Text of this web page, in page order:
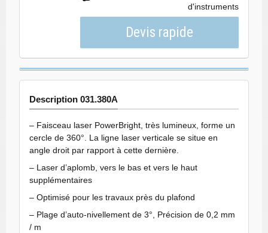
d'instruments
Description 031.380A
– Faisceau laser PowerBright, très lumineux, forme un
cercle de 360°. La ligne laser verticale se situe en
angle droit par rapport à cette dernière.
– Laser d’aplomb, vers le bas et vers le haut
supplémentaires
– Optimisé pour les travaux près du plafond
– Plage d’auto-nivellement de 3°, Précision de 0,2 mm
/ m